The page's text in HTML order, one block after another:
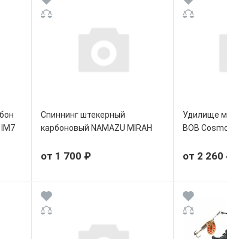
Спиннинг штекерный
карбоновый NAMAZU MIRAH
от 1 700 ₽
Удилище
BOB
от 2 260